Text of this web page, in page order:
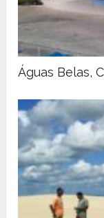
Águas Belas,